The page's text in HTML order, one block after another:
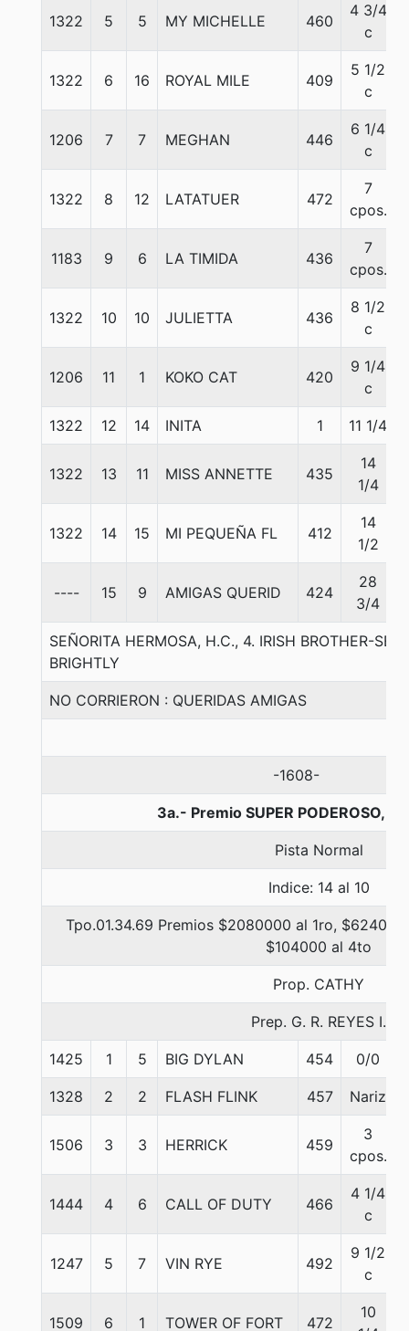
1322 5 5 MY MICHELLE 460
4 3/4
c
1322 6 16 ROYAL MILE 409
5 1/2
c
1206 7 7 MEGHAN 446
6 1/4
c
1322 8 12 LATATUER 472
7
cpos.
1183 9 6 LA TIMIDA 436
7
cpos.
1322 10 10 JULIETTA 436
8 1/2
c
1206 11 1 KOKO CAT 420
9 1/4
c
1322 12 14 INITA 1 11 1/4
1322 13 11 MISS ANNETTE 435
14
1/4
1322 14 15 MI PEQUEÑA FL 412
14
1/2
---- 15 9 AMIGAS QUERID 424
28
3/4
SEÑORITA HERMOSA, H.C., 4. IRISH BROTHER-
BRIGHTLY
NO CORRIERON : QUERIDAS AMIGAS
-1608-
3a.- Premio SUPER PODEROSO,
Pista Normal
Indice: 14 al 10
Tpo.01.34.69 Premios $2080000 al 1ro,
$104000 al 4to
Prop. CATHY
Prep. G. R. REYES I.
1425 1 5 BIG DYLAN 454 0/0
1328 2 2 FLASH FLINK 457 Nariz
1506 3 3 HERRICK 459
3
cpos.
1444 4 6 CALL OF DUTY 466
4 1/4
c
1247 5 7 VIN RYE 492
9 1/2
c
1509 6 1 TOWER OF FORT 472
10